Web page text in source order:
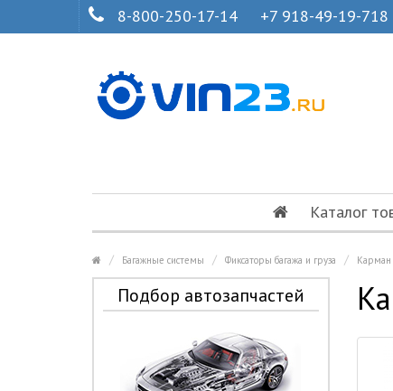
8-800-250-17-14 +7 918-49-19-718
Каталог
Багажные системы Фиксаторы багажа и груза Карман
Подбор автозапчастей